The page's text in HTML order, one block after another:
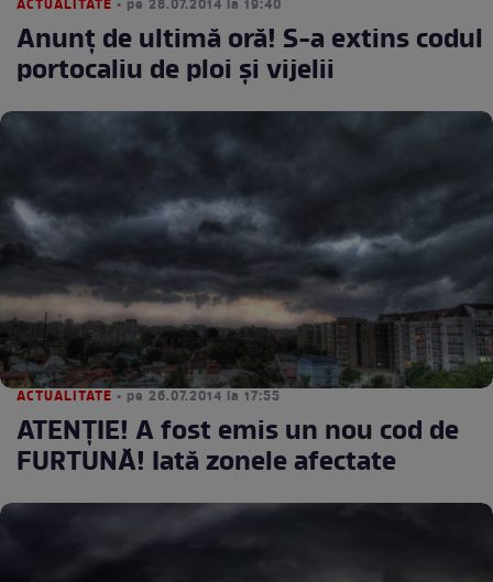
ACTUALITATE • pe 28.07.2014 la 19:40
Anunţ de ultimă oră! S-a extins codul
portocaliu de ploi şi vijelii
ACTUALITATE • pe 26.07.2014 la 17:55
ATENŢIE! A fost emis un nou cod de
FURTUNĂ! Iată zonele afectate